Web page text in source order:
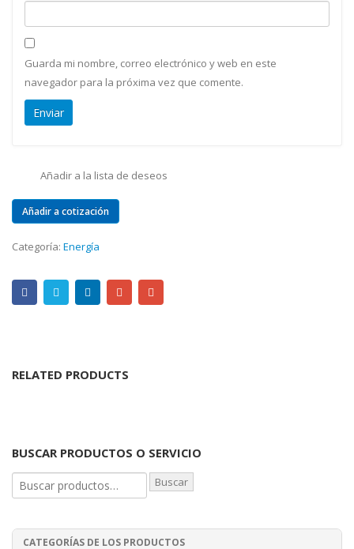
Guarda mi nombre, correo electrónico y web en este
navegador para la próxima vez que comente.
Añadir a la lista de deseos
Añadir a cotización
Categoría: Energía
RELATED PRODUCTS
BUSCAR PRODUCTOS O SERVICIO
Buscar
CATEGORÍAS DE LOS PRODUCTOS